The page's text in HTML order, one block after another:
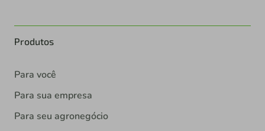
Produtos
Para você
Para sua empresa
Para seu agronegócio